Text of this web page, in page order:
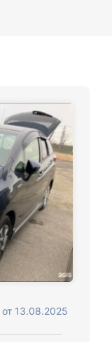
13.08.2025